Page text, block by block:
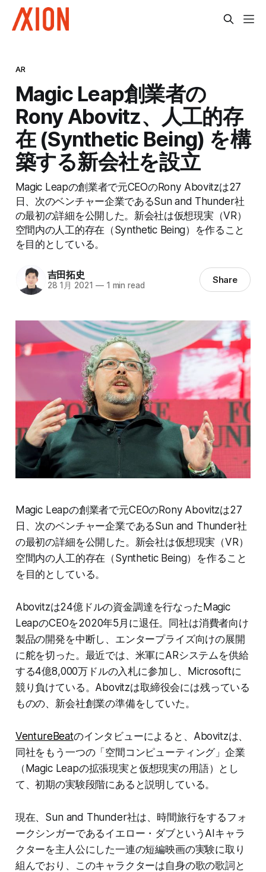
AR
Magic Leap創業者の
Rony Abovitz、人工的存
在 (Synthetic Being) を構
築する新会社を設立
Magic Leapの創業者で元CEOのRony Abovitzは27
日、次のベンチャー企業であるSun and Thunder社
の最初の詳細を公開した。新会社は仮想現実（VR）
空間内の人工的存在（Synthetic Being）を作ること
を目的としている。
吉田拓史
28 1月 2021 —1 min read Share
Magic Leapの創業者で元CEOのRony Abovitzは27
日、次のベンチャー企業であるSun and Thunder社
の最初の詳細を公開した。新会社は仮想現実（VR）
空間内の人工的存在（Synthetic Being）を作ること
を目的としている。
Abovitzは24億ドルの資金調達を行なったMagic
LeapのCEOを2020年5月に退任。同社は消費者向け
製品の開発を中断し、エンタープライズ向けの展開
に舵を切った。最近では、米軍にARシステムを供給
する4億8,000万ドルの入札に参加し、Microsoftに
競り負けている。Abovitzは取締役会には残っている
ものの、新会社創業の準備をしていた。
VentureBeatのインタビューによると、Abovitzは、
同社をもう一つの「空間コンピューティング」企業
（Magic Leapの拡張現実と仮想現実の用語）とし
て、初期の実験段階にあると説明している。
現在、Sun and Thunder社は、時間旅行をするフォ
ークシンガーであるイエロー・ダブというAIキャラ
クターを主人公にした一連の短編映画の実験に取り
組んでおり、このキャラクターは自身の歌の歌詞と